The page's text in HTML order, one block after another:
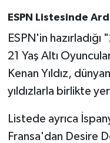
ESPN Listesinde
ESPN'in
21 Yaş Altı
Kenan Yıldız,
yıldızlarla birlikte yer
Listede ayrıca
Fransa'dan Desire